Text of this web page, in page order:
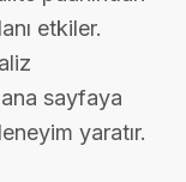
etkiler.
ana sayfaya
yaratır.